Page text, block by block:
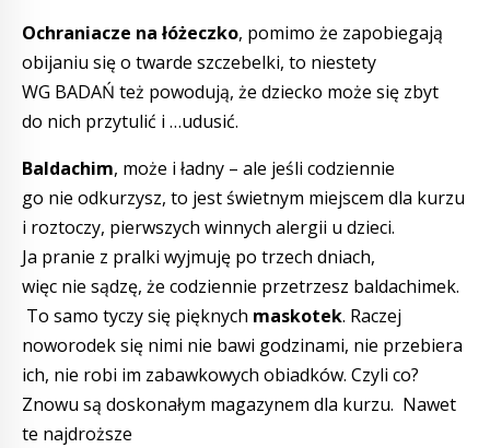
Ochraniacze na łóżeczko, pomimo że zapobiegają
obijaniu się o twarde szczebelki, to niestety
WG BADAŃ też powodują, że dziecko może się zbyt
do nich przytulić i …udusić.
Baldachim, może i ładny – ale jeśli codziennie
go nie odkurzysz, to jest świetnym miejscem dla kurzu
i roztoczy, pierwszych winnych alergii u dzieci.
Ja pranie z pralki wyjmuję po trzech dniach,
więc nie sądzę, że codziennie przetrzesz baldachimek.
To samo tyczy się pięknych maskotek. Raczej
noworodek się nimi nie bawi godzinami, nie przebiera
ich, nie robi im zabawkowych obiadków. Czyli co?
Znowu są doskonałym magazynem dla kurzu. Nawet
te najdroższe